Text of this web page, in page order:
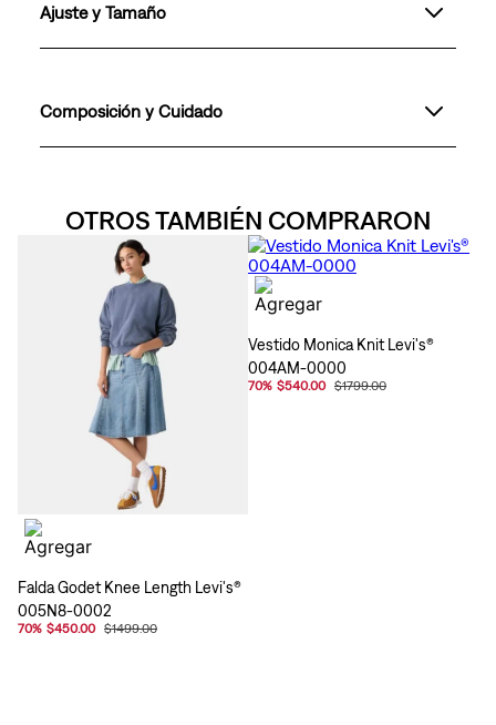
Ajuste y Tamaño
Composición y Cuidado
OTROS TAMBIÉN COMPRARON
Falda Godet Knee Length Levi's®
005N8-0002
70% $450.00 $1499.00
Vestido Monica Knit Levi's®
004AM-0000
70% $540.00 $1799.00